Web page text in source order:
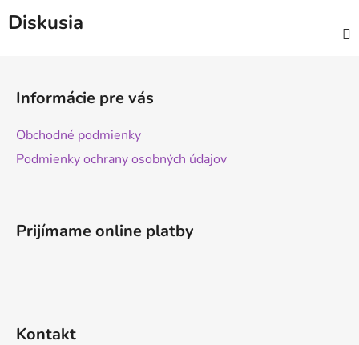
Diskusia
Informácie pre vás
Obchodné podmienky
Podmienky ochrany osobných údajov
Prijímame online platby
Kontakt